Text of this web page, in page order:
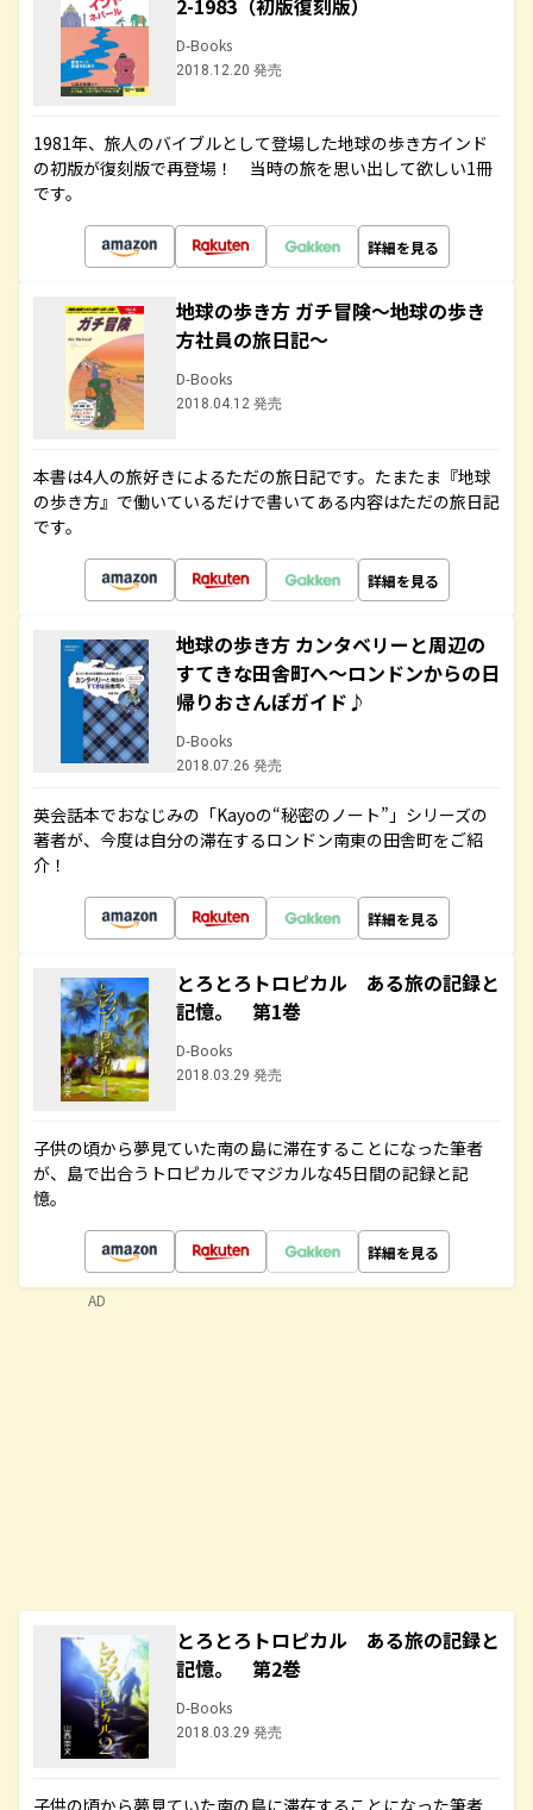
2-1983（初版復刻版）
D-Books
2018.12.20 発売
1981年、旅人のバイブルとして登場した地球の歩き方インド
の初版が復刻版で再登場！ 当時の旅を思い出して欲しい1冊
です。
詳細を見る
地球の歩き方 ガチ冒険～地球の歩き
方社員の旅日記～
D-Books
2018.04.12 発売
本書は4人の旅好きによるただの旅日記です。たまたま『地球
の歩き方』で働いているだけで書いてある内容はただの旅日記
です。
詳細を見る
地球の歩き方 カンタベリーと周辺の
すてきな田舎町へ～ロンドンからの日
帰りおさんぽガイド♪
D-Books
2018.07.26 発売
英会話本でおなじみの「Kayoの“秘密のノート”」シリーズの
著者が、今度は自分の滞在するロンドン南東の田舎町をご紹
介！
詳細を見る
とろとろトロピカル ある旅の記録と
記憶。 第1巻
D-Books
2018.03.29 発売
子供の頃から夢見ていた南の島に滞在することになった筆者
が、島で出合うトロピカルでマジカルな45日間の記録と記
憶。
詳細を見る
とろとろトロピカル ある旅の記録と
記憶。 第2巻
D-Books
2018.03.29 発売
子供の頃から夢見ていた南の島に滞在することになった筆者
AD